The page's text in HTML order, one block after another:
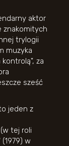
aktor
znakomitych
trylogii
muzyka
za
sześć
jeden z
tej roli
w